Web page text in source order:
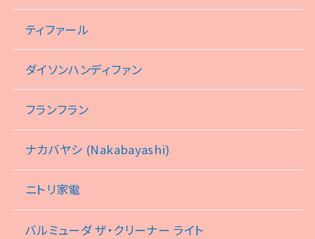
ティファール
ダイソンハンディファン
フランフラン
ナカバヤシ (Nakabayashi)
ニトリ家電
バルミューダ ザ・クリーナー ライト